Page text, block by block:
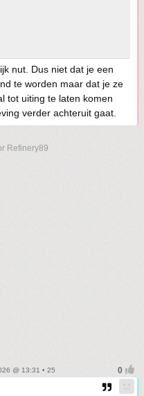
nut. Dus niet dat je een
te worden maar dat je ze
tot uiting te laten komen
verder achteruit gaat.
Refinery89
@ 13:31 • 25